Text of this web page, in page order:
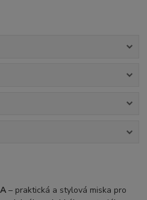
– praktická a stylová miska pro